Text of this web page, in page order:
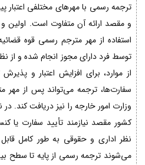
ترجمه رسمی با مهرهای مختلفی اعتبار
و مقصد ارائه آن متفاوت است. اولین
استفاده از مهر مترجم رسمی قوه
توسط فرد دارای مجوز انجام شده و از
از موارد، برای افزایش اعتبار و
سفارت‌ها، ترجمه می‌تواند پس از مهر
وزارت امور خارجه را نیز دریافت کند.
کشور مقصد نیازمند تأیید سفارت یا
نظر اداری و حقوقی به طور کامل
می‌شوند ترجمه رسمی از پایه تا سطح